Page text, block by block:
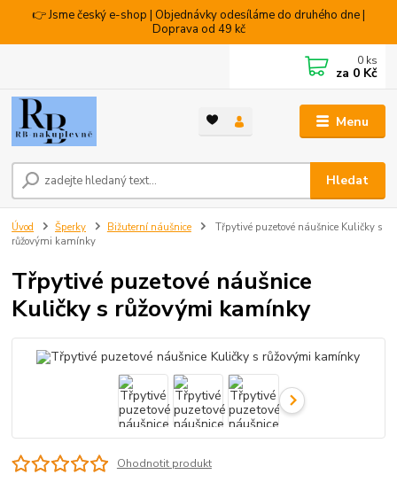
👉 Jsme český e-shop | Objednávky odesíláme do druhého dne |
Doprava od 49 kč
Menu
Hledat
0 ks
za 0 Kč
Úvod Šperky Bižuterní náušnice
Třpytivé puzetové náušnice Kuličky s
růžovými kamínky
Třpytivé puzetové náušnice
Kuličky s růžovými kamínky
Ohodnotit produkt